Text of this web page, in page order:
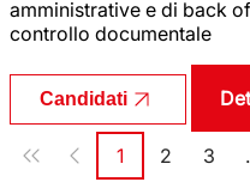
amministrative e di back
controllo documentale
Candidati
Paginazione
Pagina
1 Pagina
2 3